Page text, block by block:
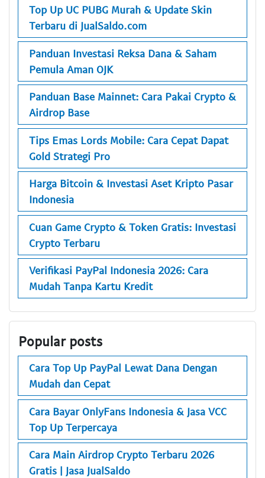
Top Up UC PUBG Murah & Update Skin
Terbaru di JualSaldo.com
Panduan Investasi Reksa Dana & Saham
Pemula Aman OJK
Panduan Base Mainnet: Cara Pakai Crypto &
Airdrop Base
Tips Emas Lords Mobile: Cara Cepat Dapat
Gold Strategi Pro
Harga Bitcoin & Investasi Aset Kripto Pasar
Indonesia
Cuan Game Crypto & Token Gratis: Investasi
Crypto Terbaru
Verifikasi PayPal Indonesia 2026: Cara
Mudah Tanpa Kartu Kredit
Popular posts
Cara Top Up PayPal Lewat Dana Dengan
Mudah dan Cepat
Cara Bayar OnlyFans Indonesia & Jasa VCC
Top Up Terpercaya
Cara Main Airdrop Crypto Terbaru 2026
Gratis | Jasa JualSaldo